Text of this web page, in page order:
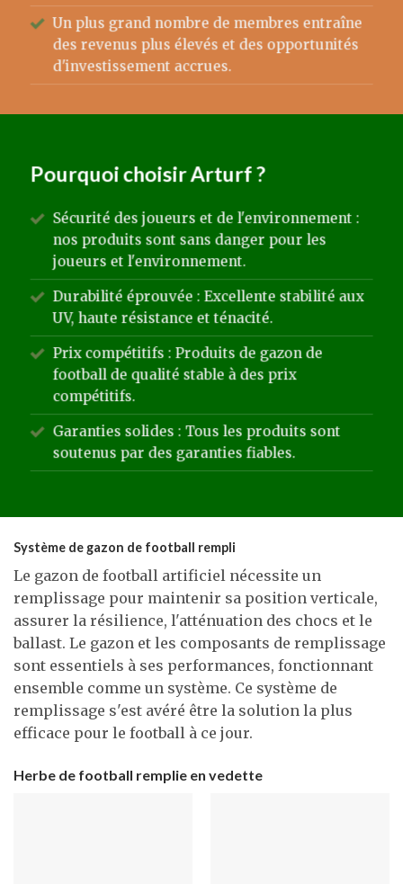
Un plus grand nombre de membres entraîne
des revenus plus élevés et des opportunités
d'investissement accrues.
Pourquoi choisir Arturf ?
Sécurité des joueurs et de l'environnement :
nos produits sont sans danger pour les
joueurs et l'environnement.
Durabilité éprouvée : Excellente stabilité aux
UV, haute résistance et ténacité.
Prix compétitifs : Produits de gazon de
football de qualité stable à des prix
compétitifs.
Garanties solides : Tous les produits sont
soutenus par des garanties fiables.
Système de gazon de football rempli
Le gazon de football artificiel nécessite un
remplissage pour maintenir sa position verticale,
assurer la résilience, l'atténuation des chocs et le
ballast. Le gazon et les composants de remplissage
sont essentiels à ses performances, fonctionnant
ensemble comme un système. Ce système de
remplissage s'est avéré être la solution la plus
efficace pour le football à ce jour.
Herbe de football remplie en vedette